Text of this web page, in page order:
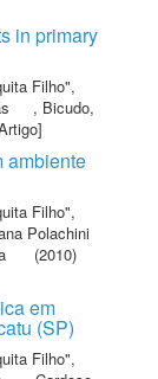
in primary
Filho",
, Bicudo,
ambiente
Filho",
Polachini
(2010)
em
(SP)
Filho",